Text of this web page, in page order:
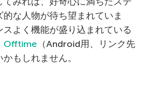
的な人物が待ち望まれていま
よく機能が盛り込まれている
Offtime （Android用、リンク先
もしれません。